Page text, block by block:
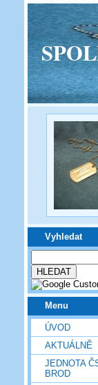
Vyhledat
Menu
ÚVOD
AKTUÁLNĚ
JEDNOTA
BROD